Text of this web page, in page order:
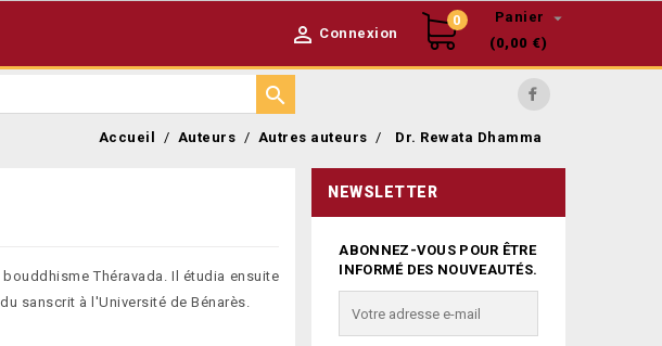
 Connexion
0 Panier 
(0,00 €)

Accueil Auteurs Autres auteurs Dr. Rewata Dhamma
Théravada. Il étudia ensuite
sanscrit à l'Université de Bénarès.
NEWSLETTER
ABONNEZ-VOUS POUR ÊTRE
INFORMÉ DES NOUVEAUTÉS.